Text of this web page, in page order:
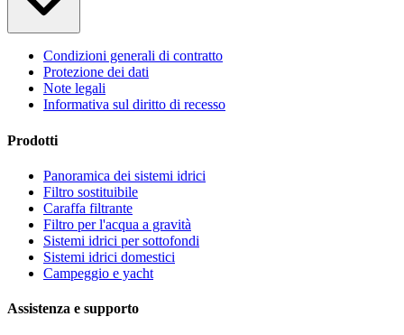
Condizioni generali di contratto
Protezione dei dati
Note legali
Informativa sul diritto di recesso
Prodotti
Panoramica dei sistemi idrici
Filtro sostituibile
Caraffa filtrante
Filtro per l'acqua a gravità
Sistemi idrici per sottofondi
Sistemi idrici domestici
Campeggio e yacht
Assistenza e supporto